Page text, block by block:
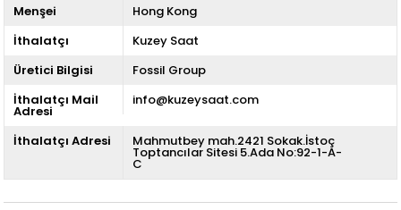
Menşei
Hong Kong
İthalatçı
Kuzey Saat
Üretici Bilgisi
Fossil Group
İthalatçı Mail
Adresi
info@kuzeysaat.com
İthalatçı Adresi Mahmutbey mah.2421 Sokak.İstoç
Toptancılar Sitesi 5.Ada No:92-1-A-
C